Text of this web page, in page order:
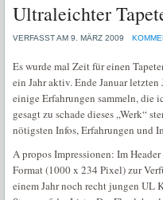
Ultraleichter
VERFASST AM 9. MÄRZ 2009
Es wurde mal Zeit für einen
ein Jahr aktiv. Ende Januar
einige Erfahrungen sammeln, die
gesagt zu schade dieses „Werk“
nötigsten Infos, Erfahrungen und
A propos Impressionen: Im
Format (1000 x 234 Pixel) zur
einem Jahr noch recht jungen UL